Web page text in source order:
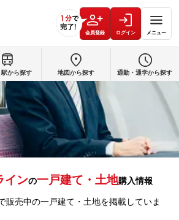
会員登録 ログイン メニュー
インの一戸建て・土地購入情報
販売中の一戸建て・土地を掲載していま
から探す 地図から探す 通勤・通学から探す